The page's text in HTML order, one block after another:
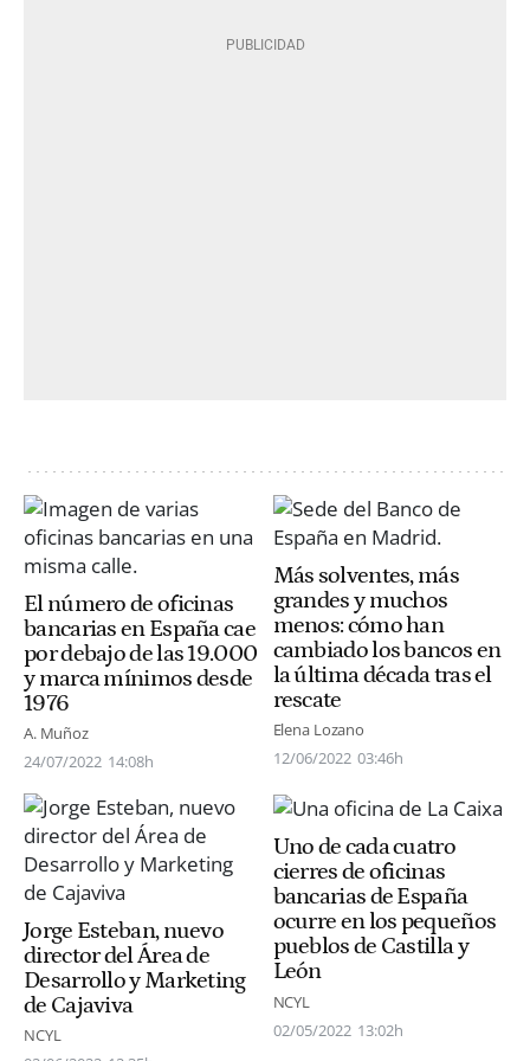
El número de oficinas
bancarias en España cae
por debajo de las 19.000
y marca mínimos desde
1976
A. Muñoz
24/07/2022 14:08h
Más solventes, más
grandes y muchos
menos: cómo han
cambiado los bancos en
la última década tras el
rescate
Elena Lozano
12/06/2022 03:46h
Jorge Esteban, nuevo
director del Área de
Desarrollo y Marketing
de Cajaviva
NCYL
Uno de cada cuatro
cierres de oficinas
bancarias de España
ocurre en los pequeños
pueblos de Castilla y
León
NCYL
02/05/2022 13:02h